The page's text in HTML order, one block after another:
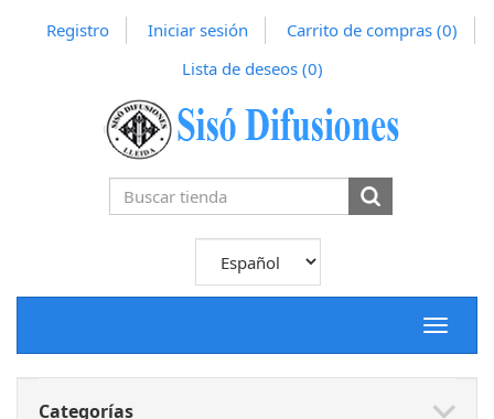
Registro Iniciar sesión Carrito de compras (0)
Lista de deseos (0)
Toggle
Categorías